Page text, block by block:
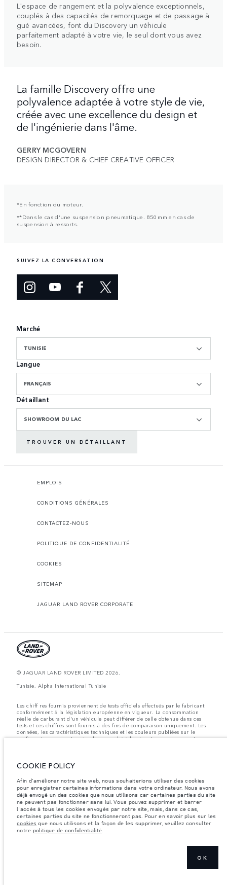
L'espace de rangement et la polyvalence exceptionnels,
couplés à des capacités de remorquage et de passage à
gué avancées, font du Discovery un véhicule
parfaitement adapté à votre vie, le seul dont vous avez
besoin.
La famille Discovery offre une
polyvalence adaptée à votre style de vie,
créée avec une excellence du design et
de l'ingénierie dans l'âme.
GERRY MCGOVERN
DESIGN DIRECTOR & CHIEF CREATIVE OFFICER
*En fonction du moteur.
**Dans le cas d'une suspension pneumatique. 850 mm en cas de
suspension à ressorts.
SUIVEZ LA CONVERSATION
Marché
TUNISIE
Langue
FRANÇAIS
Détaillant
SHOWROOM DU LAC
TROUVER UN DÉTAILLANT
EMPLOIS
CONDITIONS GÉNÉRALES
CONTACTEZ-NOUS
POLITIQUE DE CONFIDENTIALITÉ
COOKIES
SITEMAP
JAGUAR LAND ROVER CORPORATE
© JAGUAR LAND ROVER LIMITED 2026.
Tunisie, Alpha International Tunisie
Les chiff res fournis proviennent de tests officiels effectués par le fabricant
conformément å la législation européenne en vigueur. La consommation
réelle de carburant d'un véhicule peut différer de celle obtenue dans ces
tests et ces chiffres sont fournis å des fins de comparaison uniquement. Les
données, les caractéristiques techniques et les couleurs publiées sur le
configurateur peuvent varier d'un marché à l'autre et ne comprennent pas
Les poids indiqués correspondent à des spécifications de véhicule standard.
affecteront la charge utile. Assurez-vous que le poids total en charge du
véhicule, les charges maximales par essieu et la charge utile ne sont pas
dépassés lorsque vous chargez des accessoires, des occupants, des liquides
et des carburants.
Remarque importante sur les images et les spécifications. La pénurie
mondiale de semi-conducteurs affecte actuellement les spécifications de
construction des véhicules, la disponibilité des options et les délais de
construction. Cette situation s’avère très fluctuante, et par conséquent, les
COOKIE POLICY
Afin d'améliorer notre site web, nous souhaiterions utiliser des cookies
pour enregistrer certaines informations dans votre ordinateur. Nous avons
déjà envoyé un des cookies que nous utilisons car certaines parties du site
ne peuvent pas fonctionner sans lui. Vous pouvez supprimer et barrer
l'accès à tous les cookies envoyés par notre site, mais, dans ce cas,
certaines parties du site ne fonctionneront pas. Pour en savoir plus sur les
cookies que nous utilisons et la façon de les supprimer, veuillez consulter
notre politique de confidentialité.
OK